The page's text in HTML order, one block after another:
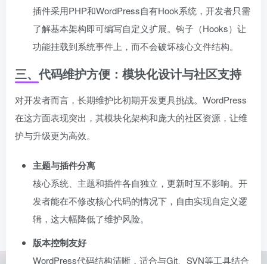
插件采用PHP和WordPress自有Hook系统，开发者只需
了解基本架构即可编写自定义扩展。钩子（Hooks）让
功能挂载到系统事件上，而不会破坏核心文件结构。
三、代码维护方便：模块化设计与社区支持
对开发者而言，长期维护比初期开发更具挑战。WordPress
在这方面表现突出，其模块化架构和庞大的社区资源，让维
护与升级更为高效。
主题与插件分离
核心系统、主题和插件各自独立，更新时互不影响。开
发者能在不修改核心代码的情况下，自由实现自定义逻
辑，这大幅降低了维护风险。
版本控制友好
WordPress代码结构清晰，适合与Git、SVN等工具结合